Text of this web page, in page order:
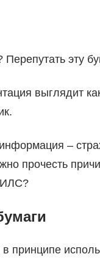
эту
выглядит
–
прочесть